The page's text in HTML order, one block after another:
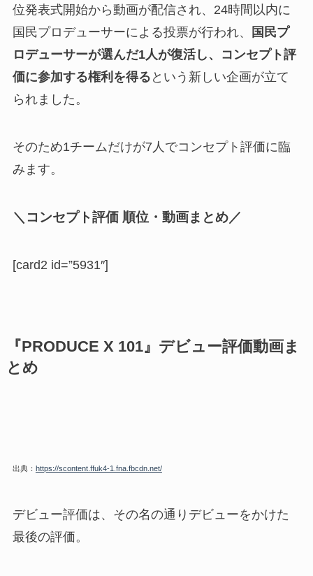
位発表式開始から動画が配信され、24時間以内に
国民プロデューサーによる投票が行われ、
国民プ
ロデューサーが選んだ1人が復活し、コンセプト評
価に参加する権利を得る という新しい企画が立て
られました。
そのため1チームだけが7人でコンセプト評価に臨
みます。
＼コンセプト評価 順位・動画まとめ／
[card2 id=”5931″]
『PRODUCE X 101』デビュー評価動画ま
とめ
出典： https://scontent.ffuk4-1.fna.fbcdn.net/
デビュー評価は、その名の通りデビューをかけた
最後の評価。